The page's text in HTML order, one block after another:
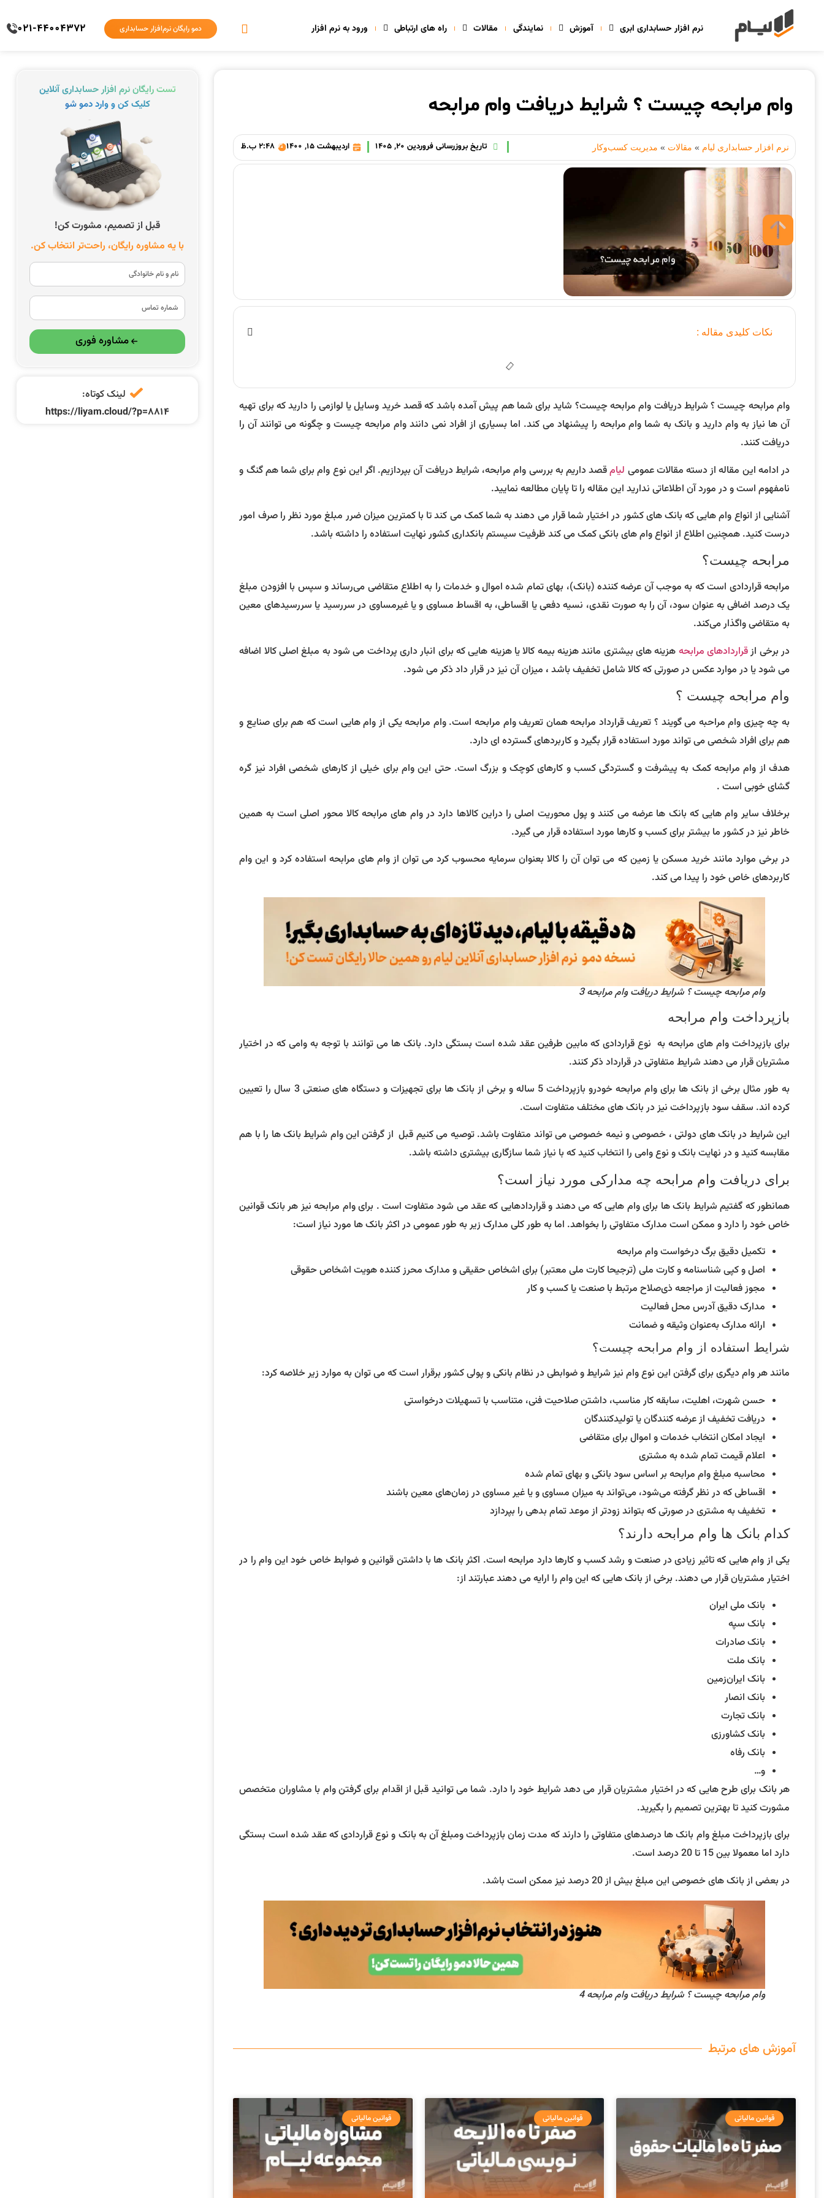
نرم افزار حسابداری ابری آموزش نمایندگی مقالات راه های ارتباطی ورود به نرم افزار دمو رایگان نرم‌افزار حسابداری 021-44004372
وام مرابحه چیست ؟ شرایط دریافت وام مرابحه
نرم افزار حسابداری لیام » مقالات » مدیریت کسب‌وکار تاریخ بروزرسانی فروردین 20, 1405 اردیبهشت 15, 1400 2:48 ب.ظ
نکات کلیدی مقاله :
وام مرابحه چیست ؟ شرایط دریافت وام مرابحه چیست؟ شاید برای شما هم پیش آمده باشد که قصد خرید وسایل یا لوازمی را دارید که برای تهیه
آن ها نیاز به وام دارید و بانک به شما وام مرابحه را پیشنهاد می کند. اما بسیاری از افراد نمی دانند وام مرابحه چیست و چگونه می توانند آن را
دریافت کنند.
در ادامه این مقاله از دسته مقالات عمومی لیامقصد داریم به بررسی وام مرابحه، شرایط دریافت آن بپردازیم. اگر این نوع وام برای شما هم گنگ و
نامفهوم است و در مورد آن اطلاعاتی ندارید این مقاله را تا پایان مطالعه نمایید.
آشنایی از انواع وام هایی که بانک های کشور در اختیار شما قرار می دهند به شما کمک می کند تا با کمترین میزان ضرر مبلغ مورد نظر را صرف امور
درست کنید. همچنین اطلاع از انواع وام های بانکی کمک می کند ظرفیت سیستم بانکداری کشور نهایت استفاده را داشته باشد.
مرابحه چیست؟
مرابحه قراردادی است که به موجب آن عرضه کننده (بانک)، بهای تمام شده اموال و خدمات را به اطلاع متقاضی می‌رساند و سپس با افزودن مبلغ
یک درصد اضافی به عنوان سود، آن را به صورت نقدی، نسیه دفعی یا اقساطی، به اقساط مساوی و یا غیرمساوی در سررسید یا سررسیدهای معین
به متقاضی واگذار می‌کند.
در برخی ازقراردادهای مرابحه هزینه های بیشتری مانند هزینه بیمه کالا یا هزینه هایی که برای انبار داری پرداخت می شود به مبلغ اصلی کالا اضافه
می شود یا در موارد عکس در صورتی که کالا شامل تخفیف باشد ، میزان آن نیز در قرار داد ذکر می شود.
وام مرابحه چیست ؟
به چه چیزی وام مراحبه می گویند ؟ تعریف قرارداد مرابحه همان تعریف وام مرابحه است. وام مرابحه یکی از وام هایی است که هم برای صنایع و
هم برای افراد شخصی می تواند مورد استفاده قرار بگیرد و کاربردهای گسترده ای دارد.
هدف از وام مرابحه کمک به پیشرفت و گستردگی کسب و کارهای کوچک و بزرگ است. حتی این وام برای خیلی از کارهای شخصی افراد نیز گره
گشای خوبی است .
برخلاف سایر وام هایی که بانک ها عرضه می کنند و پول محوریت اصلی را دراین کالاها دارد در وام های مرابحه کالا محور اصلی است به همین
خاطر نیز در کشور ما بیشتر برای کسب و کارها مورد استفاده قرار می گیرد.
در برخی موارد مانند خرید مسکن یا زمین که می توان آن را کالا بعنوان سرمایه محسوب کرد می توان از وام های مرابحه استفاده کرد و این وام
کاربردهای خاص خود را پیدا می کند.
وام مرابحه چیست ؟ شرایط دریافت وام مرابحه 3
بازپرداخت وام مرابحه
برای بازپرداخت وام های مرابحه به نوع قراردادی که مابین طرفین عقد شده است بستگی دارد. بانک ها می توانند با توجه به وامی که در اختیار
مشتریان قرار می دهند شرایط متفاوتی در قرارداد ذکر کنند.
به طور مثال برخی از بانک ها برای وام مرابحه خودرو بازپرداخت 5 ساله و برخی از بانک ها برای تجهیزات و دستگاه های صنعتی 3 سال را تعیین
کرده اند. سقف سود بازپرداخت نیز در بانک های مختلف متفاوت است.
این شرایط در بانک های دولتی ، خصوصی و نیمه خصوصی می تواند متفاوت باشد. توصیه می کنیم قبل از گرفتن این وام شرایط بانک ها را با هم
مقابسه کنید و در نهایت بانک و نوع وامی را انتخاب کنید که با نیاز شما سازگاری بیشتری داشته باشد.
برای دریافت وام مرابحه چه مدارکی مورد نیاز است؟
همانطور که گفتیم شرایط بانک ها برای وام هایی که می دهند و قراردادهایی که عقد می شود متفاوت است . برای وام مرابحه نیز هر بانک قوانین
خاص خود را دارد و ممکن است مدارک متفاوتی را بخواهد. اما به طور کلی مدارک زیر به طور عمومی در اکثر بانک ها مورد نیاز است:
تکمیل دقیق برگ درخواست وام مرابحه
اصل و کپی شناسنامه و کارت ملی (ترجیحا کارت ملی معتبر) برای اشخاص حقیقی و مدارک محرز کننده هویت اشخاص حقوقی
مجوز فعالیت از مراجعه ذی‌صلاح مرتبط با صنعت یا کسب و کار
مدارک دقیق آدرس محل فعالیت
ارائه مدارک به‌عنوان وثیقه و ضمانت
شرایط استفاده از وام مرابحه چیست؟
مانند هر وام دیگری برای گرفتن این نوع وام نیز شرایط و ضوابطی در نظام بانکی و پولی کشور برقرار است که می توان به موارد زیر خلاصه کرد:
حسن شهرت، اهلیت، سابقه کار مناسب، داشتن صلاحیت فنی، متناسب با تسهیلات درخواستی
دریافت تخفیف از عرضه کنندگان یا تولیدکنندگان
ایجاد امکان انتخاب خدمات و اموال برای متقاضی
اعلام قیمت تمام شده به مشتری
محاسبه مبلغ وام مرابحه بر اساس سود بانکی و بهای تمام شده
اقساطی که در نظر گرفته می‌شود، می‌تواند به میزان مساوی و یا غیر مساوی در زمان‌های معین باشند
تخفیف به مشتری در صورتی که بتواند زودتر از موعد تمام بدهی را بپردازد
کدام بانک ها وام مرابحه دارند؟
یکی از وام هایی که تاثیر زیادی در صنعت و رشد کسب و کارها دارد مرابحه است. اکثر بانک ها با داشتن قوانین و ضوابط خاص خود این وام را در
اختیار مشتریان قرار می دهند. برخی از بانک هایی که این وام را ارایه می دهند عبارتند از:
بانک ملی ایران
بانک سپه
بانک صادرات
بانک ملت
بانک ایران‌زمین
بانک انصار
بانک تجارت
بانک کشاورزی
بانک رفاه
و…
هر بانک برای طرح هایی که در اختیار مشتریان قرار می دهد شرایط خود را دارد. شما می توانید قبل از اقدام برای گرفتن وام با مشاوران متخصص
مشورت کنید تا بهترین تصمیم را بگیرید.
برای بازپرداخت مبلغ وام بانک ها درصدهای متفاوتی را دارند که مدت زمان بازپرداخت ومبلغ آن به بانک و نوع قراردادی که عقد شده است بستگی
دارد اما معمولا بین 15 تا 20 درصد است.
در بعضی از بانک های خصوصی این مبلغ بیش از 20 درصد نیز ممکن است باشد.
وام مرابحه چیست ؟ شرایط دریافت وام مرابحه 4
آموزش های مرتبط
قوانین مالیاتی قوانین مالیاتی قوانین مالیاتی
تست رایگان نرم افزار حسابداری آنلاین
کلیک کن و وارد دمو شو
قبل از تصمیم، مشورت کن!
با یه مشاوره رایگان، راحت‌تر انتخاب کن.
مشاوره فوری
لینک کوتاه:
https://liyam.cloud/?p=8814